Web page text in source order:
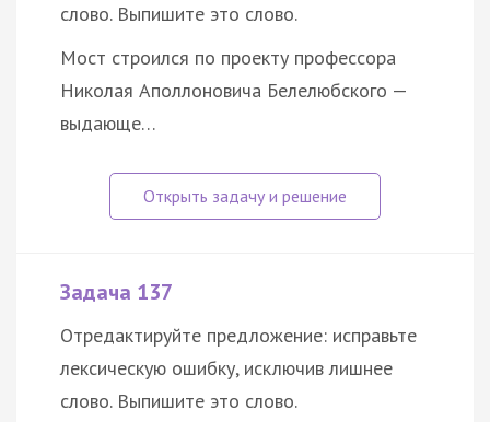
слово. Выпишите это слово.
Мост строился по проекту профессора
Николая Аполлоновича Белелюбского —
выдающе…
Задача 137
Отредактируйте предложение: исправьте
лексическую ошибку, исключив лишнее
слово. Выпишите это слово.